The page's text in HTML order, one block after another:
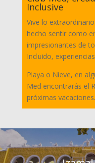
Inclusive
Vive lo
hecho sentir como
impresionantes de
Incluido,
Playa o Nieve, en
Med encontrarás el
próximas vacaciones.